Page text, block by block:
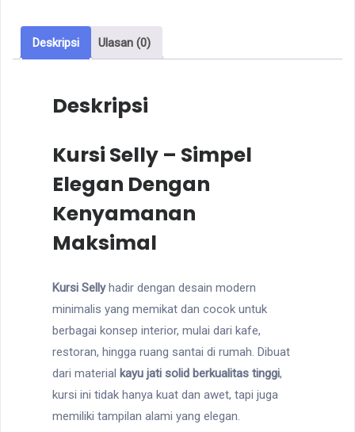
Deskripsi Ulasan (0)
Deskripsi
Kursi Selly – Simpel
Elegan Dengan
Kenyamanan
Maksimal
Kursi Sellyhadir dengan desain modern
minimalis yang memikat dan cocok untuk
berbagai konsep interior, mulai dari kafe,
restoran, hingga ruang santai di rumah. Dibuat
dari material kayu jati solid berkualitas tinggi,
kursi ini tidak hanya kuat dan awet, tapi juga
memiliki tampilan alami yang elegan.